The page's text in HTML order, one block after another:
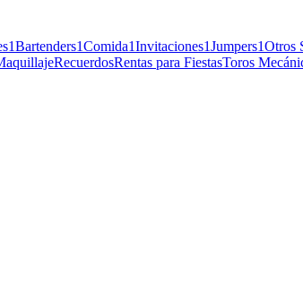
1Bartenders1Comida1Invitaciones1Jumpers1Otros
RecuerdosRentas para FiestasToros